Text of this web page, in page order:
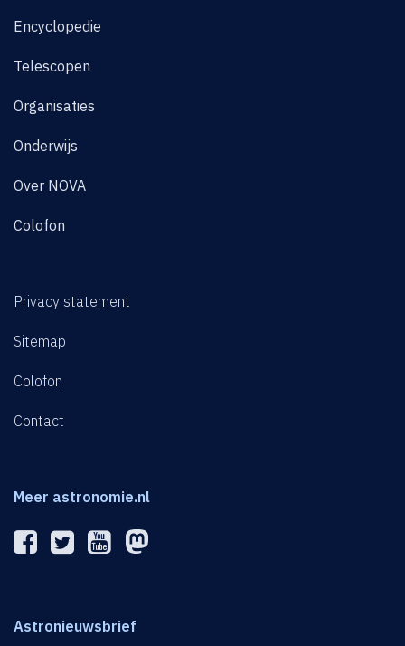
Encyclopedie
Telescopen
Organisaties
Onderwijs
Over NOVA
Colofon
Privacy statement
Sitemap
Colofon
Contact
Meer astronomie.nl
Astronieuwsbrief